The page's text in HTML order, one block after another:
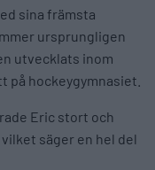
sina främsta
ursprungligen
utvecklats inom
på hockeygymnasiet.
Eric stort och
säger en hel del